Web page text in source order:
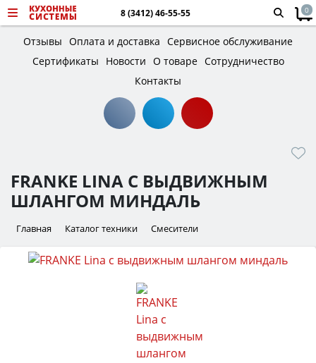
8 (3412) 46-55-55 0
Отзывы Оплата и доставка Сервисное обслуживание
Сертификаты
Новости О товаре Сотрудничество
Контакты
FRANKE LINA С ВЫДВИЖНЫМ
ШЛАНГОМ МИНДАЛЬ
Главная Каталог техники Смесители